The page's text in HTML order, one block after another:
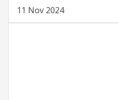
11 Nov 2024